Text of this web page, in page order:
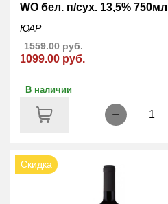
WO бел. п/сух. 13,5% 750мл
ЮАР
1099.00 руб.
1559.00 руб.
В наличии
1
Скидка